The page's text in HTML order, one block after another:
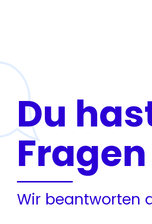
Du
Wir beantworten